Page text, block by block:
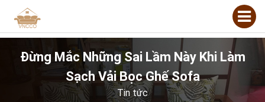
Đừng Mắc Những Sai Lầm Này Khi Làm
Sạch Vải Bọc Ghế Sofa
Tin tức